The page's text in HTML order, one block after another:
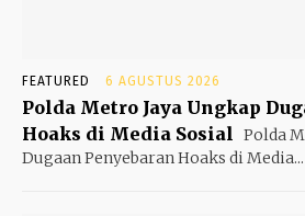
FEATURED 6 AGUSTUS 2026
Polda Metro Jaya Ungkap
Hoaks di Media Sosial
Polda
Dugaan Penyebaran Hoaks di Media...